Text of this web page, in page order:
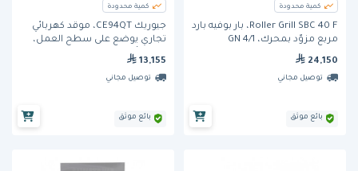
كمية محدودة
Roller Grill SBC 40 F، بار بوفيه بارد
مربع مزوّد بمحرك، 4/1 GN
24,150
توصيل مجاني
بائع موثق
كمية محدودة
جيوريك CE94QT، موقد كهربائي
تجاري يوضع على سطح العمل،
مزود بأربع صفائح تسخين مربعة،
الفولاذ المقاوم ل
13,155
توصيل مجاني
بائع موثق